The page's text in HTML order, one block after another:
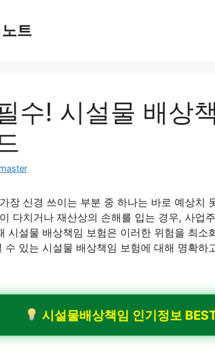
트
수! 시설물 배상
master
장 신경 쓰이는 부분 중 하나는 바로 예상치
다치거나 재산상의 손해를 입는 경우, 사업
시설물 배상책임 보험은 이러한 위험을 최소
수 있는 시설물 배상책임 보험에 대해 명확하
시설물배상책임 인기정보